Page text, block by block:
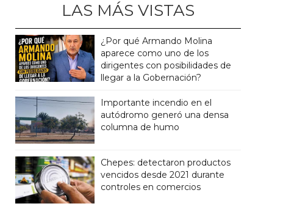
LAS MÁS VISTAS
¿Por qué Armando Molina
aparece como uno de los
dirigentes con posibilidades de
llegar a la Gobernación?
Importante incendio en el
autódromo generó una densa
columna de humo
Chepes: detectaron productos
vencidos desde 2021 durante
controles en comercios